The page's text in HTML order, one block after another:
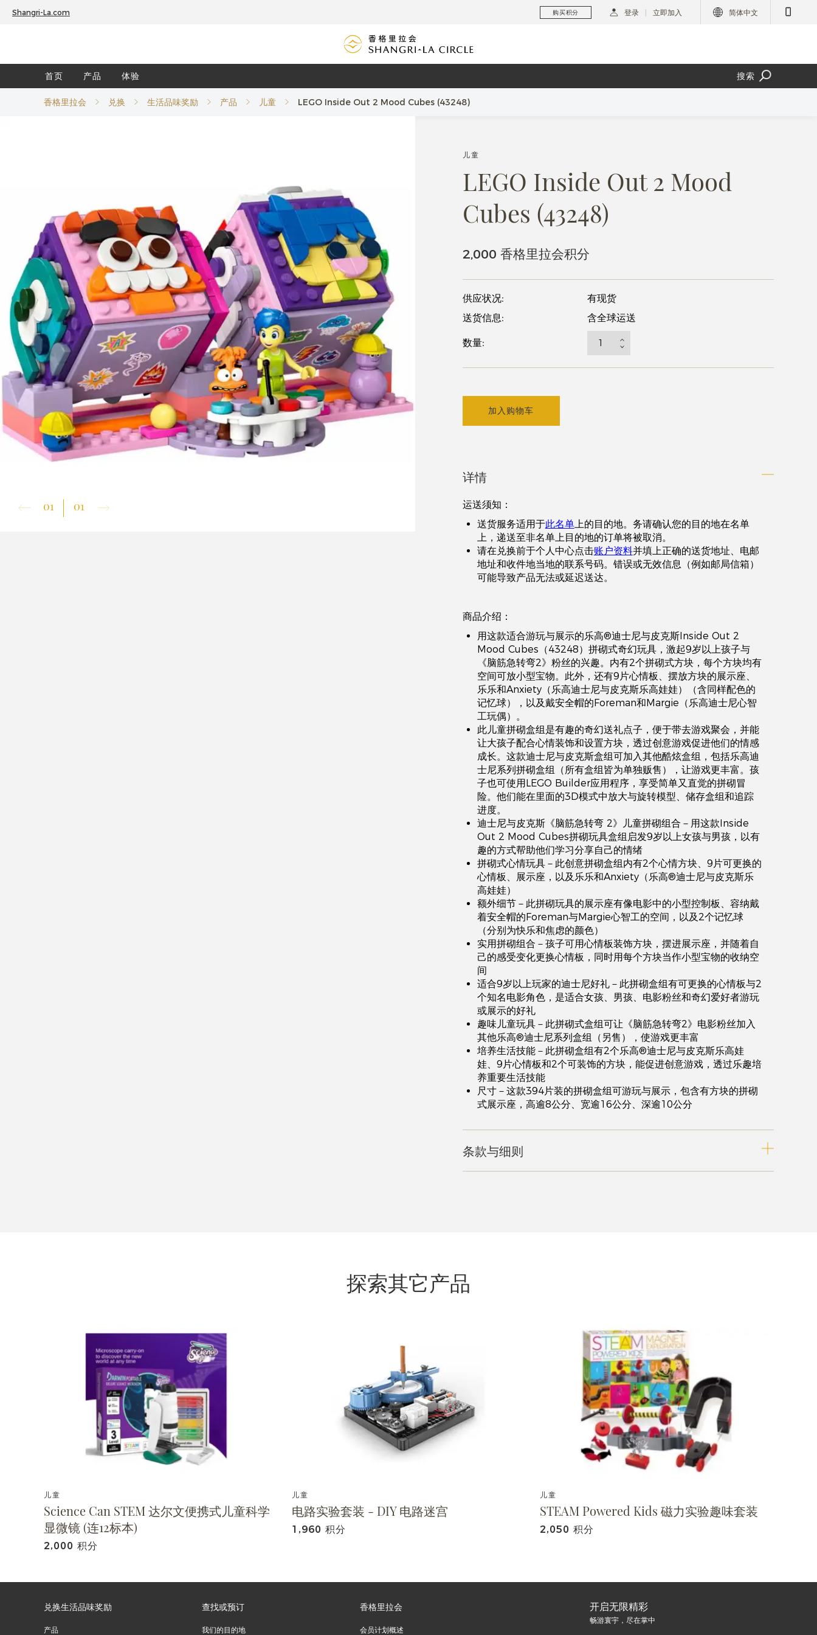
Shangri-La.com 购买积分 登录 立即加入 简体中文
首页 产品 体验 搜索
香格里拉会 兑换 生活品味奖励 产品 儿童 LEGO Inside Out 2 Mood Cubes (43248)
01 01
儿童
LEGO Inside Out 2 Mood
Cubes (43248)
2,000 香格里拉会积分
供应状况:
有现货
送货信息:
含全球运送
数量:
加入购物车
详情
运送须知 ：
送货服务适用于此名单上的目的地。务请确认您的目的地在名单
上，递送至非名单上目的地的订单将被取消。
请在兑换前于个人中心点击账户资料并填上正确的送货地址、电邮
地址和收件地当地的联系号码。错误或无效信息（例如邮局信箱）
可能导致产品无法或延迟送达。
商品介绍：
用这款适合游玩与展示的乐高®迪士尼与皮克斯Inside Out 2
Mood Cubes（43248）拼砌式奇幻玩具，激起9岁以上孩子与
《脑筋急转弯2》粉丝的兴趣。内有2个拼砌式方块，每个方块均有
空间可放小型宝物。此外，还有9片心情板、摆放方块的展示座、
乐乐和Anxiety（乐高迪士尼与皮克斯乐高娃娃）（含同样配色的
记忆球），以及戴安全帽的Foreman和Margie（乐高迪士尼心智
工玩偶）。
此儿童拼砌盒组是有趣的奇幻送礼点子，便于带去游戏聚会，并能
让大孩子配合心情装饰和设置方块，透过创意游戏促进他们的情感
成长。这款迪士尼与皮克斯盒组可加入其他酷炫盒组，包括乐高迪
士尼系列拼砌盒组（所有盒组皆为单独贩售），让游戏更丰富。孩
子也可使用LEGO Builder应用程序，享受简单又直觉的拼砌冒
险。他们能在里面的3D模式中放大与旋转模型、储存盒组和追踪
进度。
迪士尼与皮克斯《脑筋急转弯 2》儿童拼砌组合－用这款Inside
Out 2 Mood Cubes拼砌玩具盒组启发9岁以上女孩与男孩，以有
趣的方式帮助他们学习分享自己的情绪
拼砌式心情玩具－此创意拼砌盒组内有2个心情方块、9片可更换的
心情板、展示座，以及乐乐和Anxiety（乐高®迪士尼与皮克斯乐
高娃娃）
额外细节－此拼砌玩具的展示座有像电影中的小型控制板、容纳戴
着安全帽的Foreman与Margie心智工的空间，以及2个记忆球
（分别为快乐和焦虑的颜色）
实用拼砌组合－孩子可用心情板装饰方块，摆进展示座，并随着自
己的感受变化更换心情板，同时用每个方块当作小型宝物的收纳空
间
适合9岁以上玩家的迪士尼好礼－此拼砌盒组有可更换的心情板与2
个知名电影角色，是适合女孩、男孩、电影粉丝和奇幻爱好者游玩
或展示的好礼
趣味儿童玩具－此拼砌式盒组可让《脑筋急转弯2》电影粉丝加入
其他乐高®迪士尼系列盒组（另售），使游戏更丰富
培养生活技能－此拼砌盒组有2个乐高®迪士尼与皮克斯乐高娃
娃、9片心情板和2个可装饰的方块，能促进创意游戏，透过乐趣培
养重要生活技能
尺寸－这款394片装的拼砌盒组可游玩与展示，包含有方块的拼砌
式展示座，高逾8公分、宽逾16公分、深逾10公分
条款与细则
探索其它产品
儿童
Science Can STEM 达尔文便携式儿童科学
显微镜 (连12标本)
2,000 积分
儿童
电路实验套装 - DIY 电路迷宫
1,960 积分
儿童
STEAM Powered Kids 磁力实验趣味套装
2,050 积分
兑换生活品味奖励
产品
查找或预订
我们的目的地
香格里拉会
会员计划概述
开启无限精彩
畅游寰宇，尽在掌中